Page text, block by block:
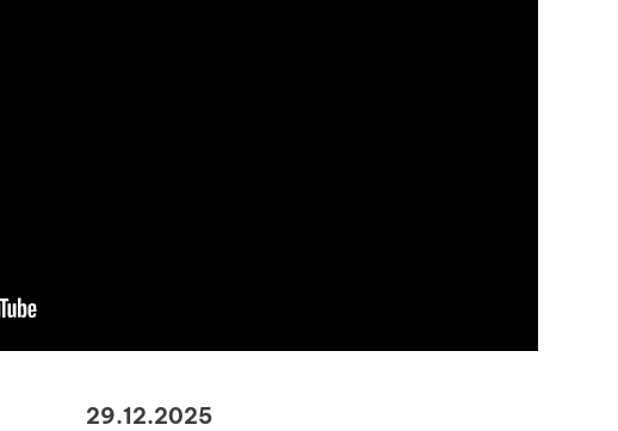
29.12.2025